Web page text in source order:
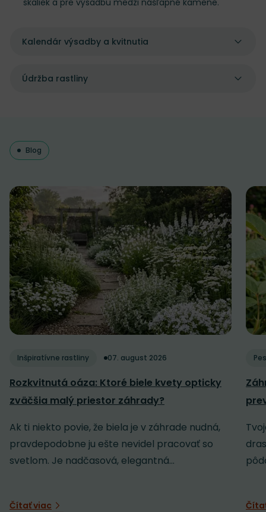
skaliek a pre výsadbu medzi nášľapné kamene.
Kalendár výsadby a kvitnutia
Údržba rastliny
Blog
Inšpiratívne rastliny 07. august 2026
Rozkvitnutá oáza: Ktoré biele kvety opticky
zväčšia malý priestor záhrady?
Ak ti niekto povie, že biela je v záhrade nudná,
pravdepodobne ju ešte nevidel pracovať so
svetlom. Je nadčasová, elegantná...
Čítať viac